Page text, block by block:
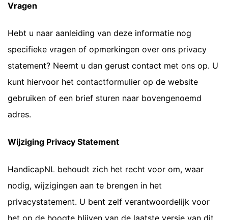
Vragen
Hebt u naar aanleiding van deze informatie nog
specifieke vragen of opmerkingen over ons privacy
statement? Neemt u dan gerust contact met ons op. U
kunt hiervoor het contactformulier op de website
gebruiken of een brief sturen naar bovengenoemd
adres.
Wijziging Privacy Statement
HandicapNL behoudt zich het recht voor om, waar
nodig, wijzigingen aan te brengen in het
privacystatement. U bent zelf verantwoordelijk voor
het op de hoogte blijven van de laatste versie van dit